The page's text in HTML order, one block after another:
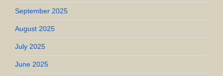
September 2025
August 2025
July 2025
June 2025